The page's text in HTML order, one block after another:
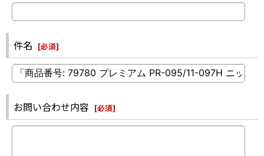
件名 [必須]
お問い合わせ内容 [必須]